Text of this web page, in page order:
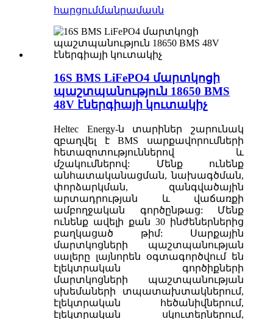
հարցումմանրամասն
16S BMS LiFePO4 մարտկոցի
պաշտպանություն 18650 BMS
48V էներգիայի կուտակիչ
Heltec Energy-ն տարիներ շարունակ
զբաղվել է BMS սարքավորումների
հետազոտություններով և
մշակումներով: Մենք ունենք
անհատականացման, նախագծման,
փորձարկման, զանգվածային
արտադրության և վաճառքի
ամբողջական գործընթաց: Մենք
ունենք ավելի քան 30 ինժեներներից
բաղկացած թիմ: Սարքային
մարտկոցների պաշտպանության
սալերը լայնորեն օգտագործվում են
էլեկտրական գործիքների
մարտկոցների պաշտպանության
սխեմաների տպատախտակներում,
էլեկտրական հեծանիվներում,
էլեկտրական սկուտերներում,